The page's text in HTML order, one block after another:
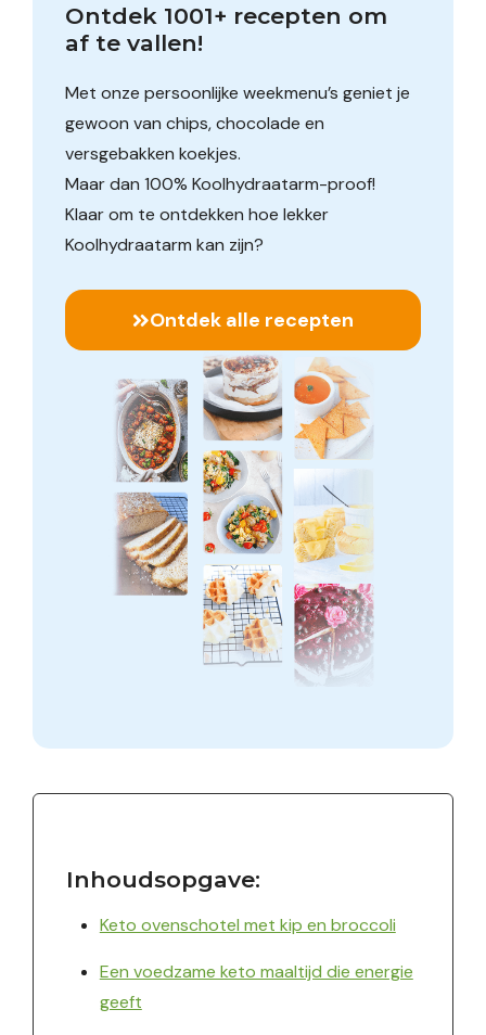
Ontdek 1001+ recepten om
af te vallen!
Met onze persoonlijke weekmenu’s geniet je
gewoon van chips, chocolade en
versgebakken koekjes.
Maar dan 100% Koolhydraatarm-proof!
Klaar om te ontdekken hoe lekker
Koolhydraatarm kan zijn?
Ontdek alle recepten
Inhoudsopgave:
Keto ovenschotel met kip en broccoli
Een voedzame keto maaltijd die energie
geeft